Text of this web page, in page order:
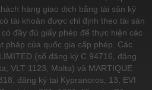
hàng giao dịch bằng tài sản kỹ
tài khoản được chỉ định theo tài sản
đầy đủ giấy phép để thực hiện các
pháp của quốc gia cấp phép. Các
(số đăng ký C 94716, đăng
VLT 1123, Malta) và MARTIQUE
đăng ký tại Kypranoros, 13, EVI